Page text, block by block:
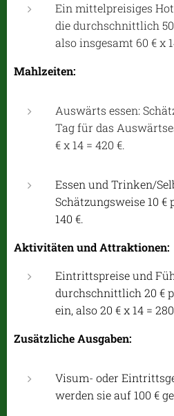
Ein mittelpreisiges
die durchschnittlich
also insgesamt 60 € x
Mahlzeiten:
Auswärts essen:
Tag für das
€ x 14 = 420 €.
Essen und Trinken/
Schätzungsweise 10 €
140 €.
Aktivitäten und Attraktionen:
Eintrittspreise und
durchschnittlich 20 €
ein, also 20 € x 14 =
Zusätzliche Ausgaben:
Visum- oder
werden sie auf 100 €